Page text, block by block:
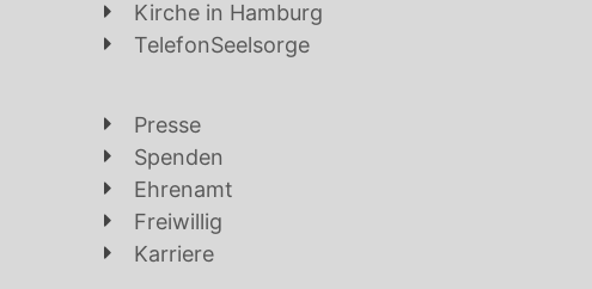
Kirche in Hamburg
TelefonSeelsorge
Presse
Spenden
Ehrenamt
Freiwillig
Karriere